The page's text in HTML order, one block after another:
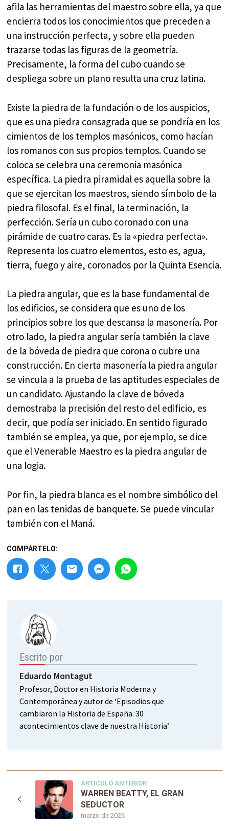
afila las herramientas del maestro sobre ella, ya que
encierra todos los conocimientos que preceden a
una instrucción perfecta, y sobre ella pueden
trazarse todas las figuras de la geometría.
Precisamente, la forma del cubo cuando se
despliega sobre un plano resulta una cruz latina.
Existe la piedra de la fundación o de los auspicios,
que es una piedra consagrada que se pondría en los
cimientos de los templos masónicos, como hacían
los romanos con sus propios templos. Cuando se
coloca se celebra una ceremonia masónica
específica. La piedra piramidal es aquella sobre la
que se ejercitan los maestros, siendo símbolo de la
piedra filosofal. Es el final, la terminación, la
perfección. Sería un cubo coronado con una
pirámide de cuatro caras. Es la «piedra perfecta».
Representa los cuatro elementos, esto es, agua,
tierra, fuego y aire, coronados por la Quinta Esencia.
La piedra angular, que es la base fundamental de
los edificios, se considera que es uno de los
principios sobre los que descansa la masonería. Por
otro lado, la piedra angular sería también la clave
de la bóveda de piedra que corona o cubre una
construcción. En cierta masonería la piedra angular
se vincula a la prueba de las aptitudes especiales de
un candidato. Ajustando la clave de bóveda
demostraba la precisión del resto del edificio, es
decir, que podía ser iniciado. En sentido figurado
también se emplea, ya que, por ejemplo, se dice
que el Venerable Maestro es la piedra angular de
una logia.
Por fin, la piedra blanca es el nombre simbólico del
pan en las tenidas de banquete. Se puede vincular
también con el Maná.
COMPÁRTELO:
Escrito por
Eduardo Montagut
Profesor, Doctor en Historia Moderna y
Contemporánea y autor de ‘Episodios que
cambiaron la Historia de España. 30
acontecimientos clave de nuestra Historia’
ARTÍCULO ANTERIOR
marzo de 2026
WARREN BEATTY, EL GRAN
SEDUCTOR